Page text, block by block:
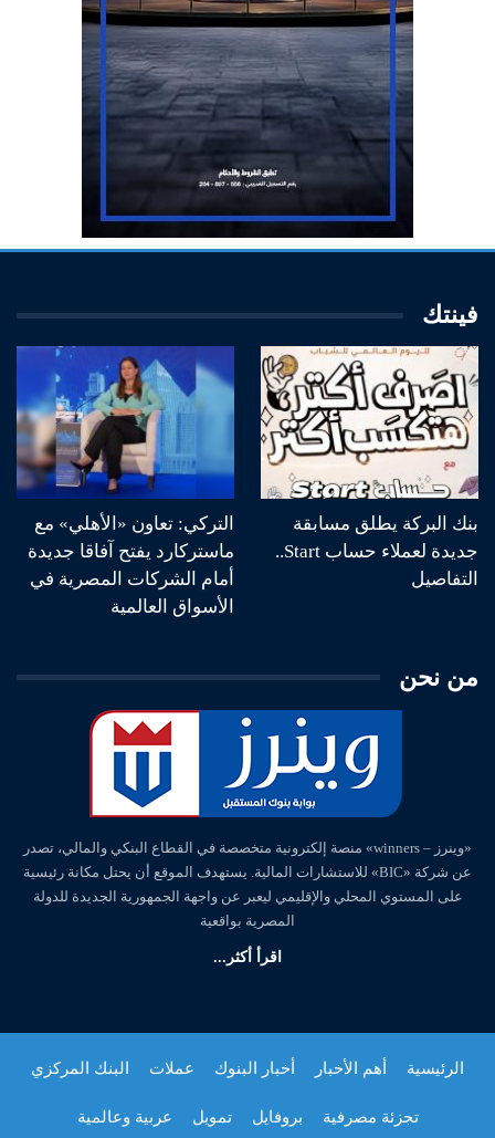
فينتك
بنك البركة يطلق مسابقة
جديدة لعملاء حساب Start..
التفاصيل
التركي: تعاون «الأهلي» مع
ماستركارد يفتح آفاقا جديدة
أمام الشركات المصرية في
الأسواق العالمية
من نحن
«وينرز – winners» منصة إلكترونية متخصصة في القطاع البنكي والمالي، تصدر
عن شركة «BIC» للاستشارات المالية. يستهدف الموقع أن يحتل مكانة رئيسية
على المستوي المحلي والإقليمي ليعبر عن واجهة الجمهورية الجديدة للدولة
المصرية بواقعية
اقرأ أكثر...
الرئيسية أهم الأخبار أخبار البنوك عملات البنك المركزي
تجزئة مصرفية بروفايل تمويل عربية وعالمية